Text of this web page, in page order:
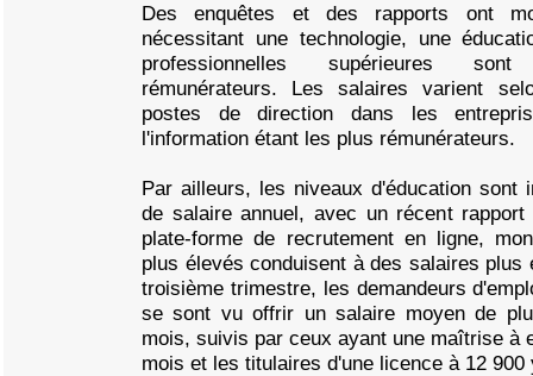
Des enquêtes et des rapports ont
nécessitant une technologie, une
professionnelles supérieures
rémunérateurs. Les salaires varient
postes de direction dans les
l'information étant les plus rémunérateurs.
Par ailleurs, les niveaux d'éducation sont
de salaire annuel, avec un récent
plate-forme de recrutement en ligne,
plus élevés conduisent à des salaires plus
troisième trimestre, les demandeurs
se sont vu offrir un salaire moyen de
mois, suivis par ceux ayant une maîtrise à
mois et les titulaires d'une licence à 12